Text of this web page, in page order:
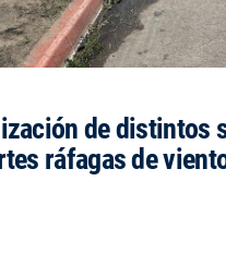
de distintos
ráfagas de